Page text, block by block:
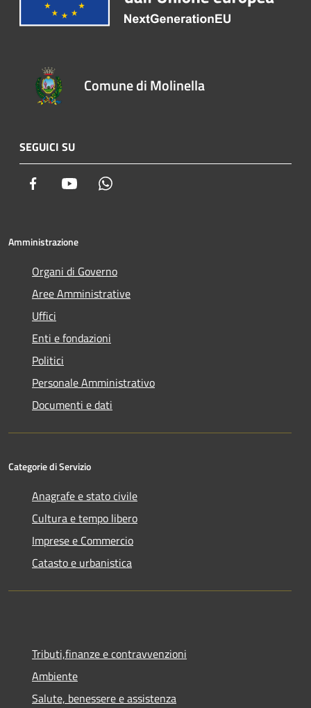
Comune di Molinella
SEGUICI SU
Facebook Youtube
Amministrazione
Organi di Governo
Aree Amministrative
Uffici
Enti e fondazioni
Politici
Personale Amministrativo
Documenti e dati
Categorie di Servizio
Anagrafe e stato civile
Cultura e tempo libero
Imprese e Commercio
Catasto e urbanistica
Tributi,finanze e contravvenzioni
Ambiente
Salute, benessere e assistenza